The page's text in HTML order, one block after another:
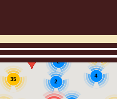
35 2
4
12
2